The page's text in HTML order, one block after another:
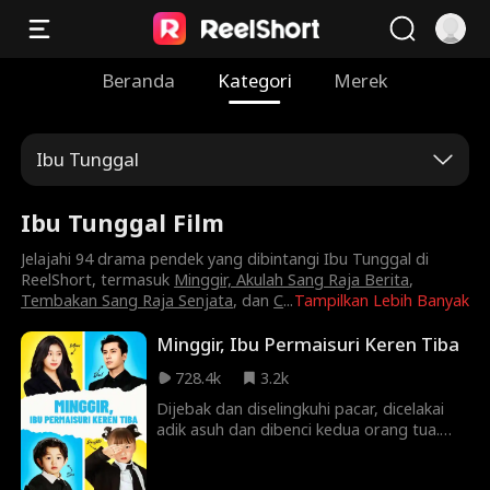
Beranda Kategori Merek
Ibu Tunggal
Ibu Tunggal Film
Tampilkan Lebih Banyak
Jelajahi 94 drama pendek yang dibintangi Ibu Tunggal di
ReelShort, termasuk Minggir, Akulah Sang Raja Berita,
Tembakan Sang Raja Senjata, danC...
Minggir, Ibu Permaisuri Keren Tiba
728.4k
3.2k
Dijebak dan diselingkuhi pacar, dicelakai
adik asuh dan dibenci kedua orang tua.